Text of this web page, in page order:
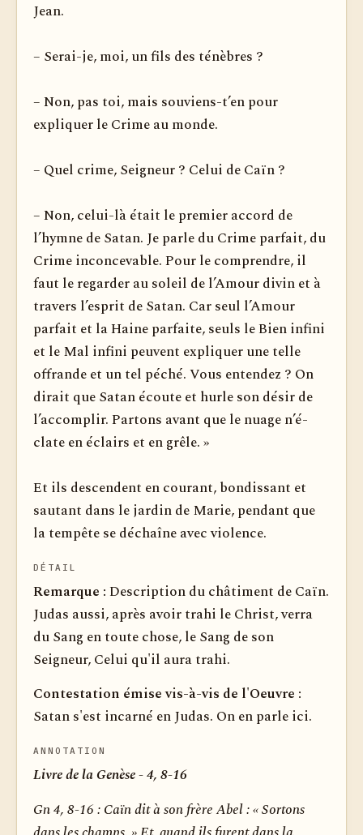
Jean.
– Serai-je, moi, un fils des ténèbres ?
– Non, pas toi, mais souviens-t’en pour
expliquer le Crime au monde.
– Quel crime, Seigneur ? Celui de Caïn ?
– Non, celui-là était le premier accord de
l’hymne de Satan. Je parle du Crime parfait, du
Crime inconcevable. Pour le comprendre, il
faut le regarder au soleil de l’Amour divin et à
travers l’esprit de Satan. Car seul l’Amour
parfait et la Haine parfaite, seuls le Bien infini
et le Mal infini peuvent expliquer une telle
offrande et un tel péché. Vous entendez ? On
dirait que Satan écoute et hurle son désir de
l’accomplir. Partons avant que le nuage n’é­
clate en éclairs et en grêle. »
Et ils descendent en courant, bondissant et
sautant dans le jardin de Marie, pendant que
la tempête se déchaîne avec violence.
DÉTAIL
Remarque :Description du châtiment de Caïn.
Judas aussi, après avoir trahi le Christ, verra
du Sang en toute chose, le Sang de son
Seigneur, Celui qu'il aura trahi.
Contestation émise vis-à-vis de l'Oeuvre :
Satan s'est incarné en Judas. On en parle ici.
ANNOTATION
Livre de la Genèse - 4, 8-16
Gn 4, 8-16 :Caïn dit à son frère Abel : « Sortons